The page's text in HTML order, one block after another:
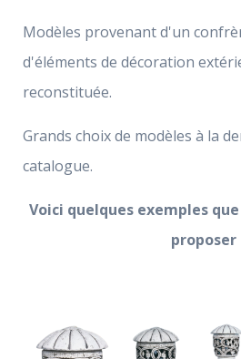
Modèles provenant d'un
d'éléments de décoration
reconstituée.
Grands choix de modèles à la
catalogue.
Voici quelques exemples
proposer